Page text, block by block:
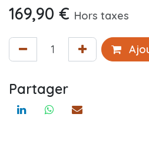
169,90 € Hors taxes
Partager